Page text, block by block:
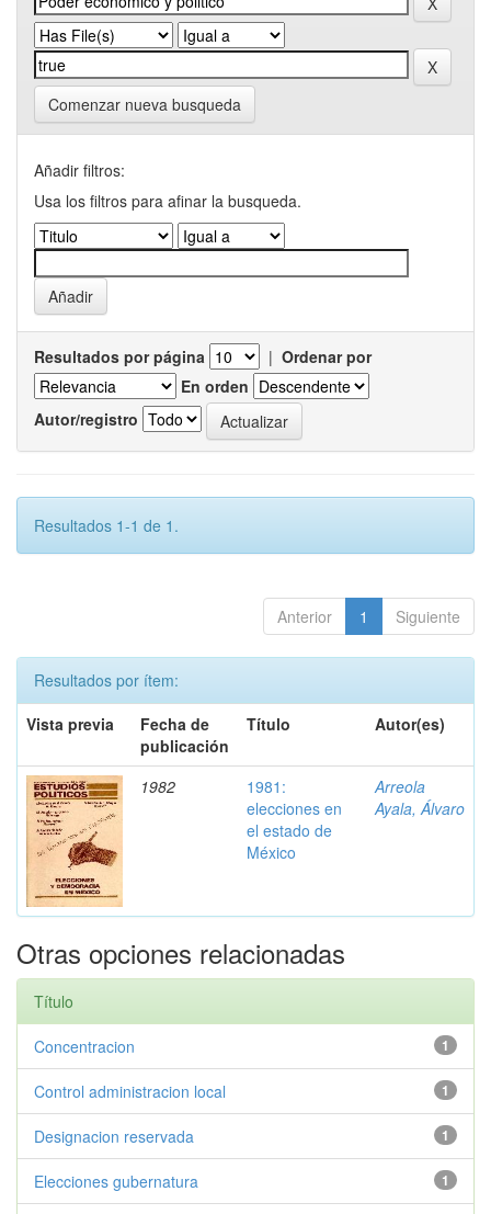
Comenzar nueva busqueda
Añadir filtros:
Usa los filtros para afinar la busqueda.
Resultados por página | Ordenar por
En orden
Autor/registro
Resultados 1-1 de 1.
Anterior 1 Siguiente
Resultados por ítem:
Vista previa
Fecha de
publicación
Título Autor(es)
1982
1981:
elecciones en
el estado de
México
Arreola
Ayala, Álvaro
Otras opciones relacionadas
Título
1
Concentracion
1
Control administracion local
1
Designacion reservada
1
Elecciones gubernatura